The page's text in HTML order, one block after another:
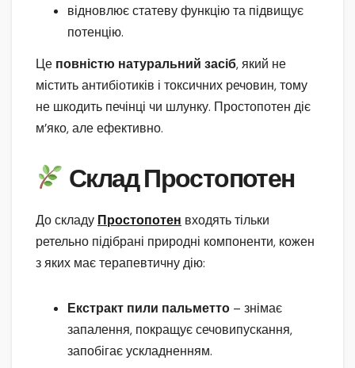
відновлює статеву функцію та підвищує
потенцію.
Це повністю натуральний засіб, який не
містить антибіотиків і токсичних речовин, тому
не шкодить печінці чи шлунку. Простопотен діє
м’яко, але ефективно.
Склад Простопотен
До складу Простопотен входять тільки
ретельно підібрані природні компоненти, кожен
з яких має терапевтичну дію:
Екстракт пили пальметто – знімає
запалення, покращує сечовипускання,
запобігає ускладненням.